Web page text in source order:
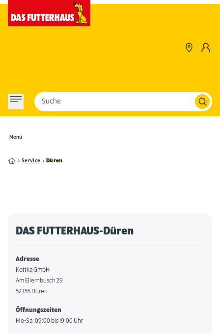
Menü
Suche
Service Düren
DAS FUTTERHAUS-Düren
Adresse
Kottka GmbH
Am Ellernbusch 29
52355 Düren
Öffnungszeiten
Mo-Sa: 09:00 bis 19:00 Uhr